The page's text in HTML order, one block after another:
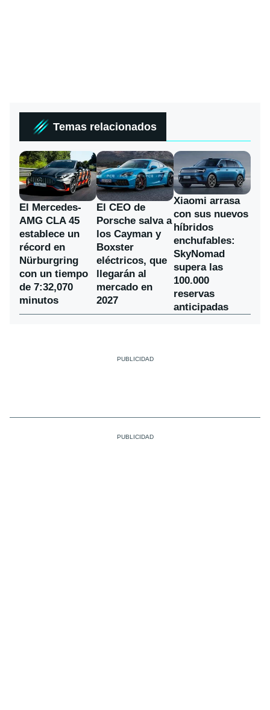
Temas relacionados
El Mercedes-
AMG CLA 45
establece un
récord en
Nürburgring
con un tiempo
de 7:32,070
minutos
El CEO de
Porsche salva a
los Cayman y
Boxster
eléctricos, que
llegarán al
mercado en
2027
Xiaomi arrasa
con sus nuevos
híbridos
enchufables:
SkyNomad
supera las
100.000
reservas
anticipadas